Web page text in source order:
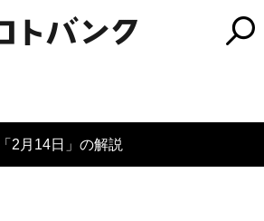
「2月14日」の解説